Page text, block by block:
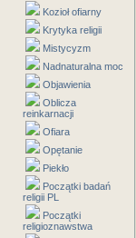
Kozioł ofiarny
Krytyka religii
Mistycyzm
Nadnaturalna moc
Objawienia
Oblicza
reinkarnacji
Ofiara
Opętanie
Piekło
Początki badań
religii PL
Początki
religioznawstwa